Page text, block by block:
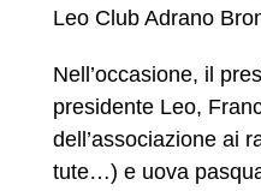
Leo Club Adrano
Nell’occasione, il
presidente Leo,
dell’associazione ai
tute…) e uova